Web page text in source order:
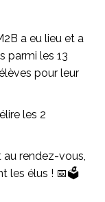
a eu lieu et a
parmi les 13
pour leur
les 2
rendez-vous,
les élus ! 📅🗳️